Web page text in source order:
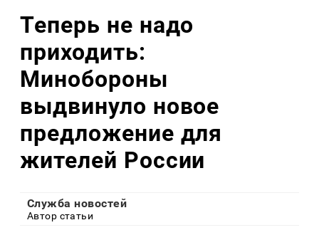
Теперь не надо
приходить:
Минобороны
выдвинуло новое
предложение для
жителей России
Служба новостей
Автор статьи